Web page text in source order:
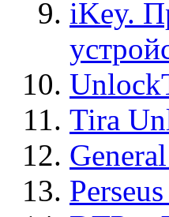
iKey.
Tira